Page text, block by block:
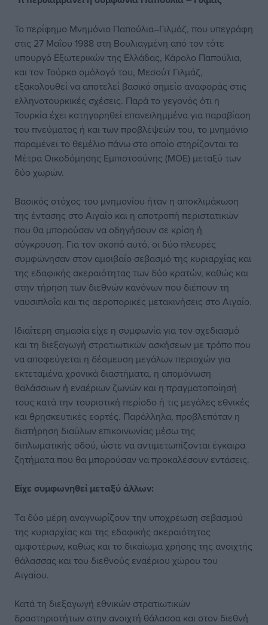
Το περίφημο Μνημόνιο Παπούλια–Γιλμάζ, που υπεγράφη
στις 27 Μαΐου 1988 στη Βουλιαγμένη από τον τότε
υπουργό Εξωτερικών της Ελλάδας, Κάρολο Παπούλια,
και τον Τούρκο ομόλογό του, Μεσούτ Γιλμάζ,
εξακολουθεί να αποτελεί βασικό σημείο αναφοράς στις
ελληνοτουρκικές σχέσεις. Παρά το γεγονός ότι η
Τουρκία έχει κατηγορηθεί επανειλημμένα για παραβίαση
του πνεύματος ή και των προβλέψεών του, το μνημόνιο
παραμένει το θεμέλιο πάνω στο οποίο στηρίζονται τα
Μέτρα Οικοδόμησης Εμπιστοσύνης (ΜΟΕ) μεταξύ των
δύο χωρών.
Βασικός στόχος του μνημονίου ήταν η αποκλιμάκωση
της έντασης στο Αιγαίο και η αποτροπή περιστατικών
που θα μπορούσαν να οδηγήσουν σε κρίση ή
σύγκρουση. Για τον σκοπό αυτό, οι δύο πλευρές
συμφώνησαν στον αμοιβαίο σεβασμό της κυριαρχίας και
της εδαφικής ακεραιότητας των δύο κρατών, καθώς και
στην τήρηση των διεθνών κανόνων που διέπουν τη
ναυσιπλοΐα και τις αεροπορικές μετακινήσεις στο Αιγαίο.
Ιδιαίτερη σημασία είχε η συμφωνία για τον σχεδιασμό
και τη διεξαγωγή στρατιωτικών ασκήσεων με τρόπο που
να αποφεύγεται η δέσμευση μεγάλων περιοχών για
εκτεταμένα χρονικά διαστήματα, η απομόνωση
θαλάσσιων ή εναέριων ζωνών και η πραγματοποίησή
τους κατά την τουριστική περίοδο ή τις μεγάλες εθνικές
και θρησκευτικές εορτές. Παράλληλα, προβλεπόταν η
διατήρηση διαύλων επικοινωνίας μέσω της
διπλωματικής οδού, ώστε να αντιμετωπίζονται έγκαιρα
ζητήματα που θα μπορούσαν να προκαλέσουν εντάσεις.
Είχε συμφωνηθεί μεταξύ άλλων:
Tα δύο μέρη αναγνωρίζουν την υποχρέωση σεβασμού
της κυριαρχίας και της εδαφικής ακεραιότητας
αμφοτέρων, καθώς και το δικαίωμα χρήσης της ανοιχτής
θάλασσας και του διεθνούς εναέριου χώρου του
Αιγαίου.
Κατά τη διεξαγωγή εθνικών στρατιωτικών
δραστηριοτήτων στην ανοιχτή θάλασσα και στον διεθνή